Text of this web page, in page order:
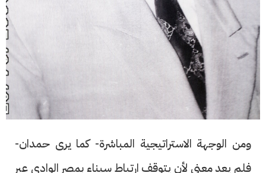
ومن الوجهة الاستراتيجية المباشرة- كما يرى حمدان-
فلم يعد معنى لأن يتوقف ارتباط سيناء بمصر الوادى عبر